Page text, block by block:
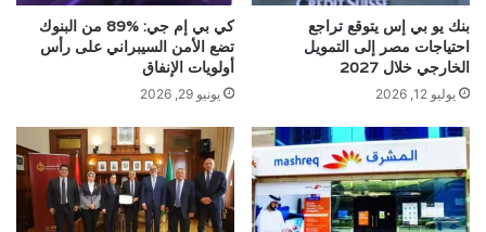
بنك يو بي إس يتوقع تراجع
احتياجات مصر إلى التمويل
الخارجي خلال 2027
يوليو 12, 2026
كي بي إم جي: %89 من البنوك
تضع الأمن السيبراني على رأس
أولويات الإنفاق
يونيو 29, 2026